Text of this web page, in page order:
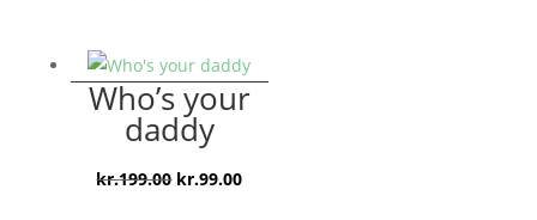
var:
kr.159.00.
er:
Who’s your
daddy
kr.199.00 Den
kr.99.00Den